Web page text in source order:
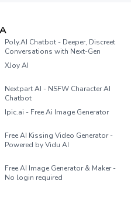
Poly.AI Chatbot - Deeper, Discreet
Conversations with Next-Gen
XJoy AI
Nextpart AI - NSFW Character AI
Chatbot
Ipic.ai - Free Ai Image Generator
Free AI Kissing Video Generator -
Powered by Vidu AI
Free AI Image Generator & Maker -
No login required